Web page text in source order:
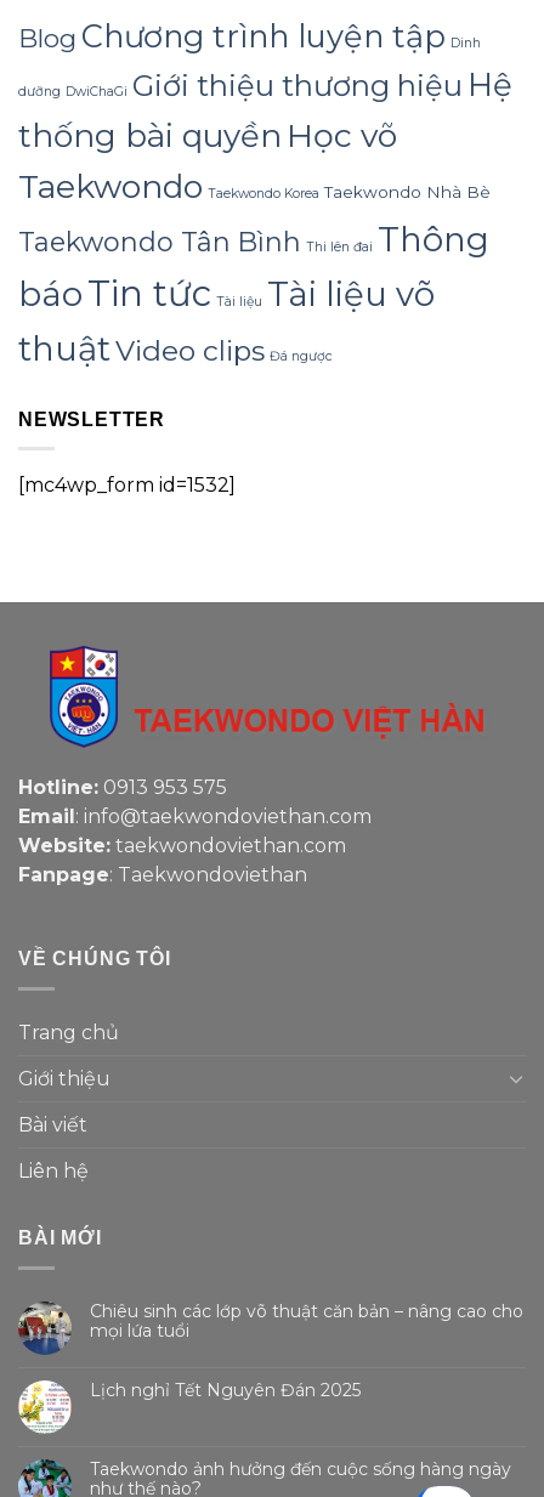
Blog Chương trình luyện tập Dinh
dưỡng DwiChaGi Giới thiệu thương hiệu Hệ
thống bài quyền Học võ
Taekwondo Taekwondo Korea Taekwondo Nhà Bè
Taekwondo Tân Bình Thi lên đai Thông
báoTin tức Tài liệu Tài liệu võ
thuậtVideo clips Đá ngược
NEWSLETTER
[mc4wp_form id=1532]
Hotline: 0913 953 575
Email: info@taekwondoviethan.com
Website: taekwondoviethan.com
Fanpage: Taekwondoviethan
VỀ CHÚNG TÔI
Trang chủ
Giới thiệu
Bài viết
Liên hệ
BÀI MỚI
Chiêu sinh các lớp võ thuật căn bản – nâng cao cho
mọi lứa tuổi
Lịch nghỉ Tết Nguyên Đán 2025
Taekwondo ảnh hưởng đến cuộc sống hàng ngày
như thế nào?